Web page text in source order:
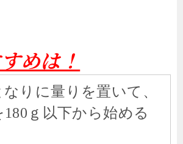
めは！
りに量りを置いて、
180 ｇ以下から始める